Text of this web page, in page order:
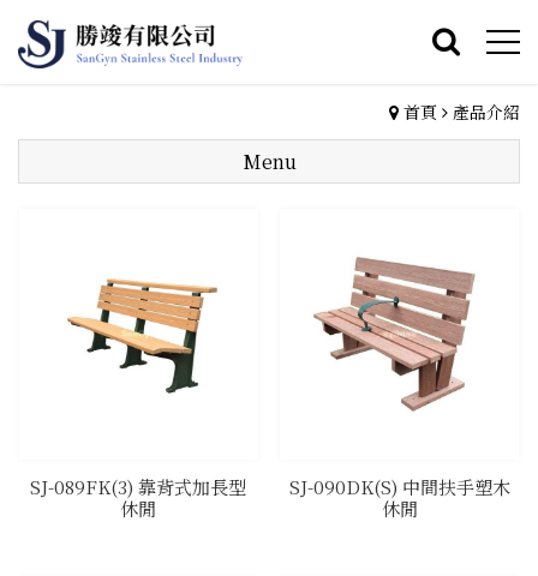
首頁 產品介紹
Menu
SJ-089FK(3) 靠背式加長型
休閒
SJ-090DK(S) 中間扶手塑木
休閒